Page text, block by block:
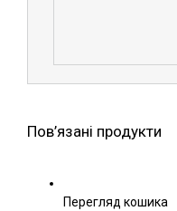
Пов’язані продукти
Перегляд кошика